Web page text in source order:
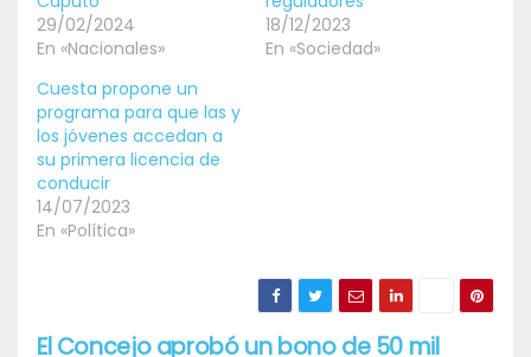
29/02/2024
En «Nacionales»
18/12/2023
En «Sociedad»
Cuesta propone un
programa para que las y
los jóvenes accedan a
su primera licencia de
conducir
14/07/2023
En «Política»
El Concejo aprobó un bono de 50 mil